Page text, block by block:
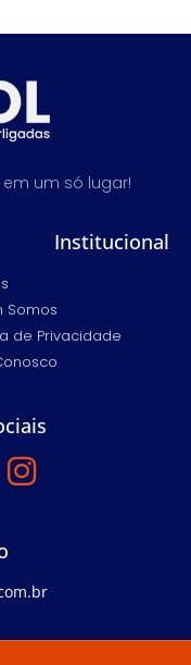
em um só lugar!
Institucional
Somos
de Privacidade